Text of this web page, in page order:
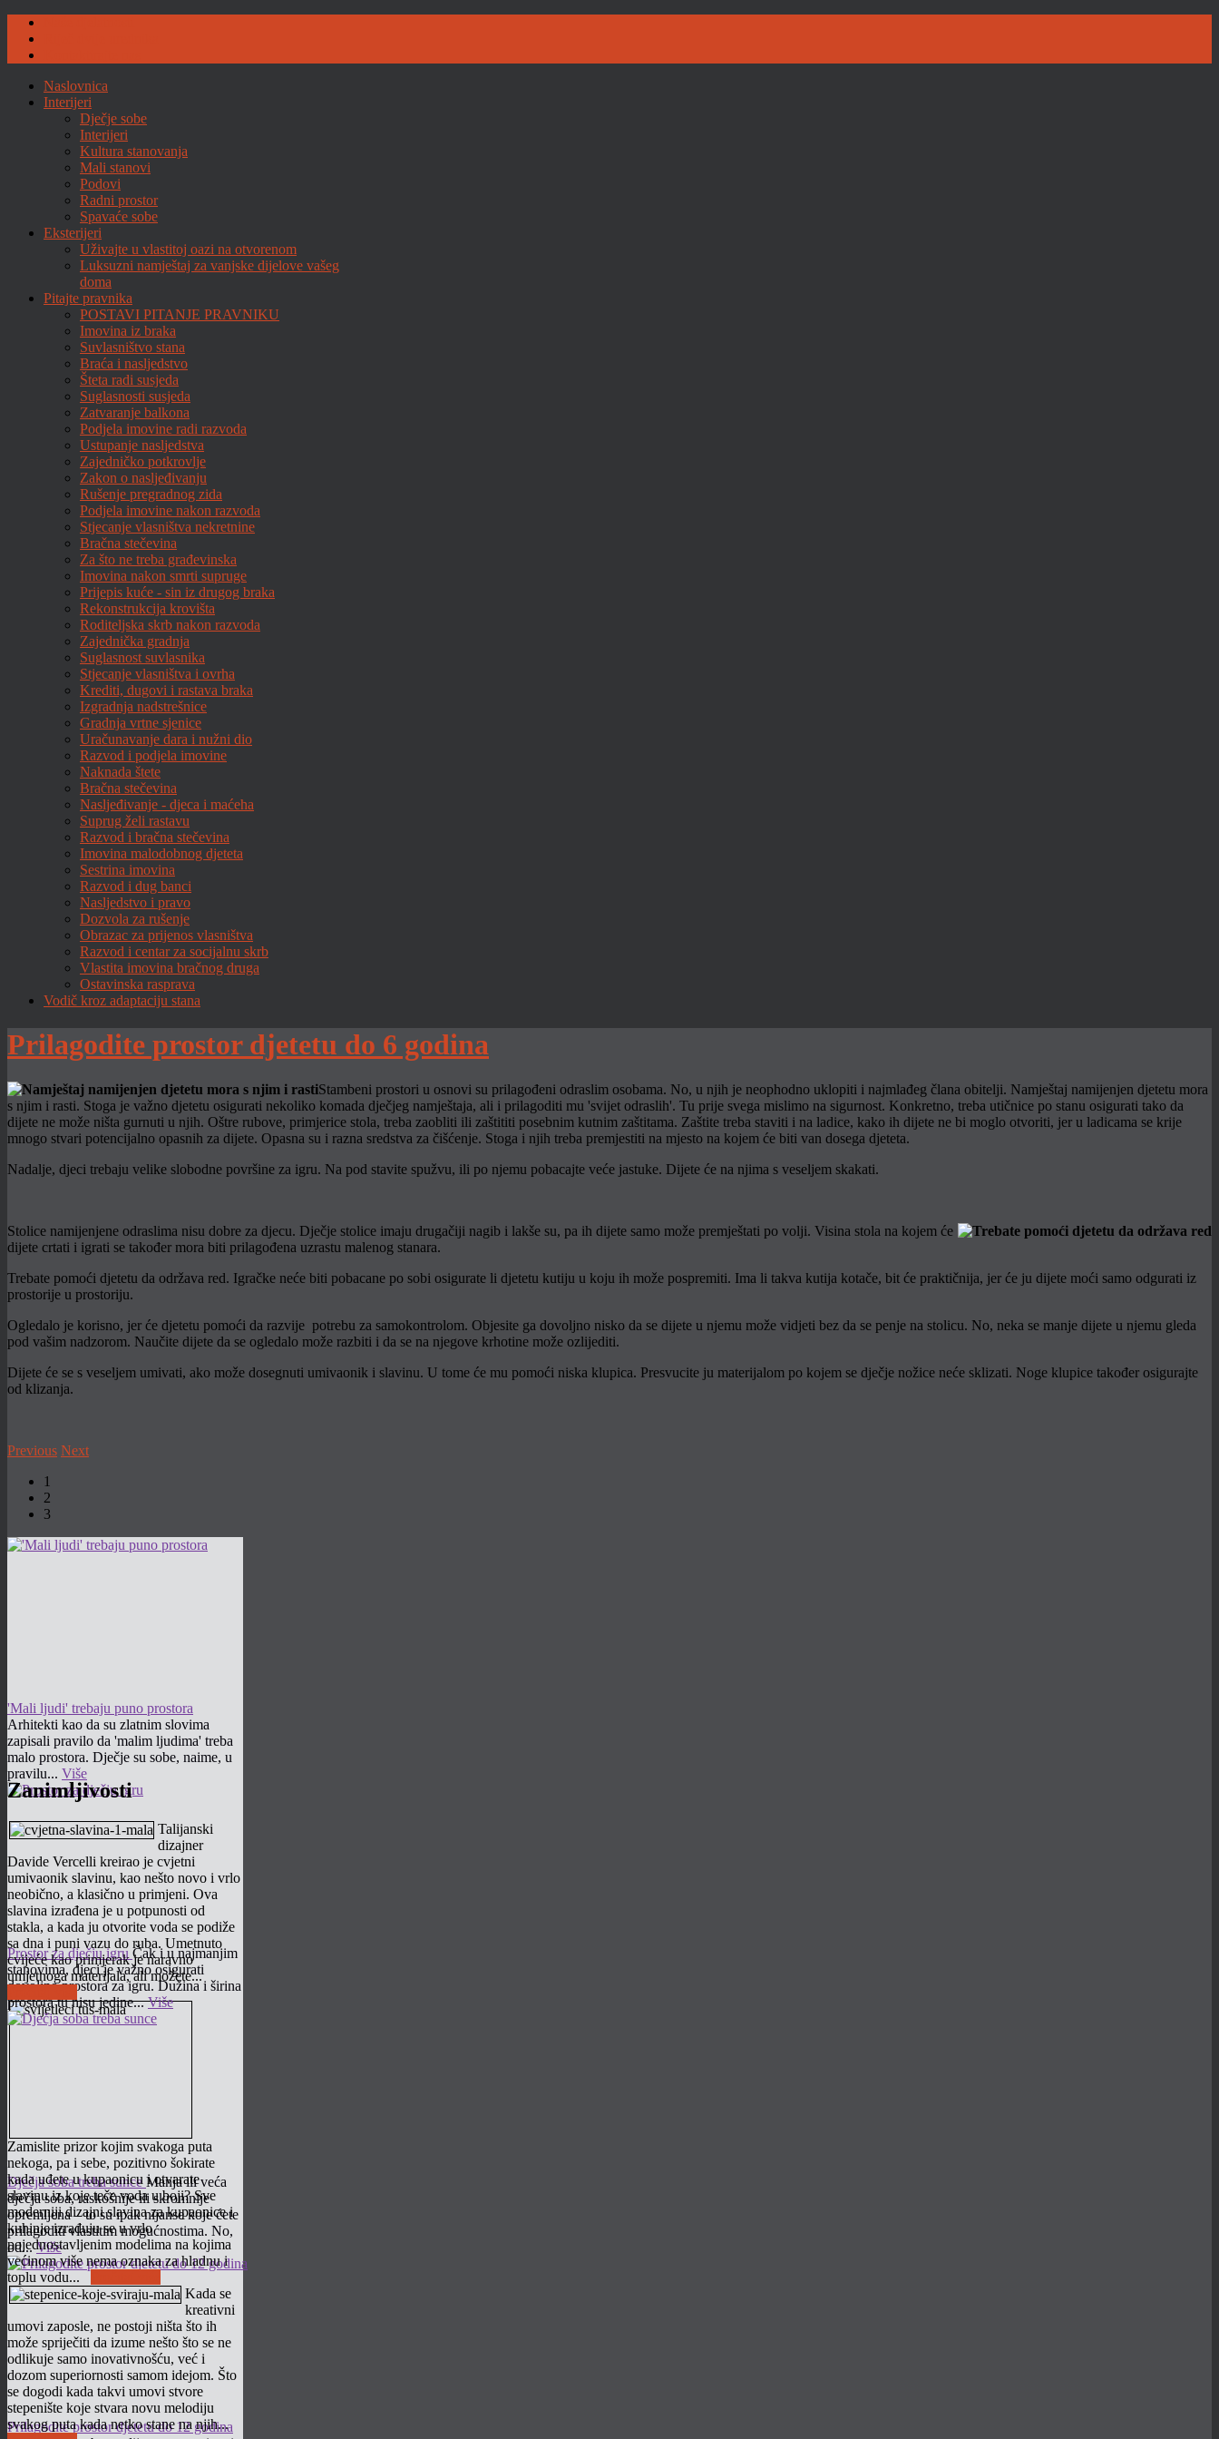
Naslovnica
Interijeri
Dječje sobe
Interijeri
Kultura stanovanja
Mali stanovi
Podovi
Radni prostor
Spavaće sobe
Eksterijeri
Uživajte u vlastitoj oazi na otvorenom
Luksuzni namještaj za vanjske dijelove vašeg
doma
Pitajte pravnika
POSTAVI PITANJE PRAVNIKU
Imovina iz braka
Suvlasništvo stana
Braća i nasljedstvo
Šteta radi susjeda
Suglasnosti susjeda
Zatvaranje balkona
Podjela imovine radi razvoda
Ustupanje nasljedstva
Zajedničko potkrovlje
Zakon o nasljeđivanju
Rušenje pregradnog zida
Podjela imovine nakon razvoda
Stjecanje vlasništva nekretnine
Bračna stečevina
Za što ne treba građevinska
Imovina nakon smrti supruge
Prijepis kuće - sin iz drugog braka
Rekonstrukcija krovišta
Roditeljska skrb nakon razvoda
Zajednička gradnja
Suglasnost suvlasnika
Stjecanje vlasništva i ovrha
Krediti, dugovi i rastava braka
Izgradnja nadstrešnice
Gradnja vrtne sjenice
Uračunavanje dara i nužni dio
Razvod i podjela imovine
Naknada štete
Bračna stečevina
Nasljeđivanje - djeca i maćeha
Suprug želi rastavu
Razvod i bračna stečevina
Imovina malodobnog djeteta
Sestrina imovina
Razvod i dug banci
Nasljedstvo i pravo
Dozvola za rušenje
Obrazac za prijenos vlasništva
Razvod i centar za socijalnu skrb
Vlastita imovina bračnog druga
Ostavinska rasprava
Vodič kroz adaptaciju stana
Prilagodite prostor djetetu do 6 godina
Stambeni prostori u osnovi su prilagođeni odraslim osobama. No, u njih je neophodno uklopiti i najmlađeg člana obitelji. Namještaj namijenjen djetetu mora
s njim i rasti. Stoga je važno djetetu osigurati nekoliko komada dječjeg namještaja, ali i prilagoditi mu 'svijet odraslih'. Tu prije svega mislimo na sigurnost. Konkretno, treba utičnice po stanu osigurati tako da
dijete ne može ništa gurnuti u njih. Oštre rubove, primjerice stola, treba zaobliti ili zaštititi posebnim kutnim zaštitama. Zaštite treba staviti i na ladice, kako ih dijete ne bi moglo otvoriti, jer u ladicama se krije
mnogo stvari potencijalno opasnih za dijete. Opasna su i razna sredstva za čišćenje. Stoga i njih treba premjestiti na mjesto na kojem će biti van dosega djeteta.
Nadalje, djeci trebaju velike slobodne površine za igru. Na pod stavite spužvu, ili po njemu pobacajte veće jastuke. Dijete će na njima s veseljem skakati.
Stolice namijenjene odraslima nisu dobre za djecu. Dječje stolice imaju drugačiji nagib i lakše su, pa ih dijete samo može premještati po volji. Visina stola na kojem će
dijete crtati i igrati se također mora biti prilagođena uzrastu malenog stanara.
Trebate pomoći djetetu da održava red. Igračke neće biti pobacane po sobi osigurate li djetetu kutiju u koju ih može pospremiti. Ima li takva kutija kotače, bit će praktičnija, jer će ju dijete moći samo odgurati iz
prostorije u prostoriju.
Ogledalo je korisno, jer će djetetu pomoći da razvije potrebu za samokontrolom. Objesite ga dovoljno nisko da se dijete u njemu može vidjeti bez da se penje na stolicu. No, neka se manje dijete u njemu gleda
pod vašim nadzorom. Naučite dijete da se ogledalo može razbiti i da se na njegove krhotine može ozlijediti.
Dijete će se s veseljem umivati, ako može dosegnuti umivaonik i slavinu. U tome će mu pomoći niska klupica. Presvucite ju materijalom po kojem se dječje nožice neće sklizati. Noge klupice također osigurajte
od klizanja.
Previous Next
1
2
3
'Mali ljudi' trebaju puno prostora
Arhitekti kao da su zlatnim slovima
zapisali pravilo da 'malim ljudima' treba
malo prostora. Dječje su sobe, naime, u
pravilu... Više
Prostor za dječju igru Čak i u najmanjim
stanovima, djeci je važno osigurati
dovoljno prostora za igru. Dužina i širina
prostora tu nisu jedine...Više
Dječja soba treba sunceManja ili veća
dječja soba, raskošnije ili skromnije
opremljena – to su ipak nijanse koje ćete
prilagoditi vlastitim mogućnostima. No,
od...Više
Prilagodite prostor djetetu do 12 godina
Zanimljivosti
Talijanski
dizajner
Davide Vercelli kreirao je cvjetni
umivaonik slavinu, kao nešto novo i vrlo
neobično, a klasično u primjeni. Ova
slavina izrađena je u potpunosti od
stakla, a kada ju otvorite voda se podiže
sa dna i puni vazu do ruba. Umetnuto
cvijeće kao primjerak je naravno
umjetnoga materijala, ali možete...
Zamislite prizor kojim svakoga puta
nekoga, pa i sebe, pozitivno šokirate
kada uđete u kupaonicu i otvarate
slavinu iz koje teče voda u boji? Sve
moderniji dizajni slavina za kupaonice i
kuhinje izrađuju se u vrlo
pojednostavljenim modelima na kojima
većinom više nema oznaka za hladnu i
toplu vodu...
Kada se
kreativni
umovi zaposle, ne postoji ništa što ih
može spriječiti da izume nešto što se ne
odlikuje samo inovativnošću, već i
dozom superiornosti samom idejom. Što
se dogodi kada takvi umovi stvore
stepenište koje stvara novu melodiju
svakog puta kada netko stane na njih...